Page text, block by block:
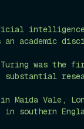
intelligence
an academic
was the
substantial
Maida Vale,
in southern